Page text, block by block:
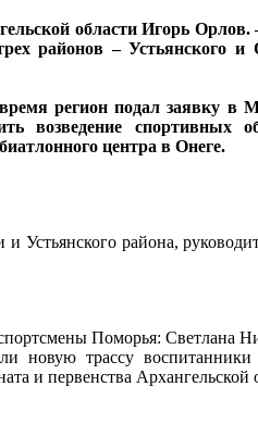
области Игорь
районов – Устьянского
регион подал заявку в
возведение спортивных
центра в Онеге.
Устьянского района,
Поморья: Светлана
трассу воспитанники
и первенства Архангельской